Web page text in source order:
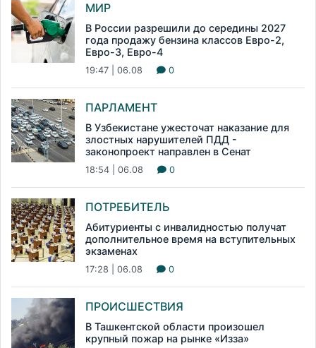
МИР
В России разрешили до середины 2027
года продажу бензина классов Евро-2,
Евро-3, Евро-4
19:47 | 06.08 0
ПАРЛАМЕНТ
В Узбекистане ужесточат наказание для
злостных нарушителей ПДД -
законопроект направлен в Сенат
18:54 | 06.08 0
ПОТРЕБИТЕЛЬ
Абитуриенты с инвалидностью получат
дополнительное время на вступительных
экзаменах
17:28 | 06.08 0
ПРОИСШЕСТВИЯ
В Ташкентской области произошел
крупный пожар на рынке «Изза»